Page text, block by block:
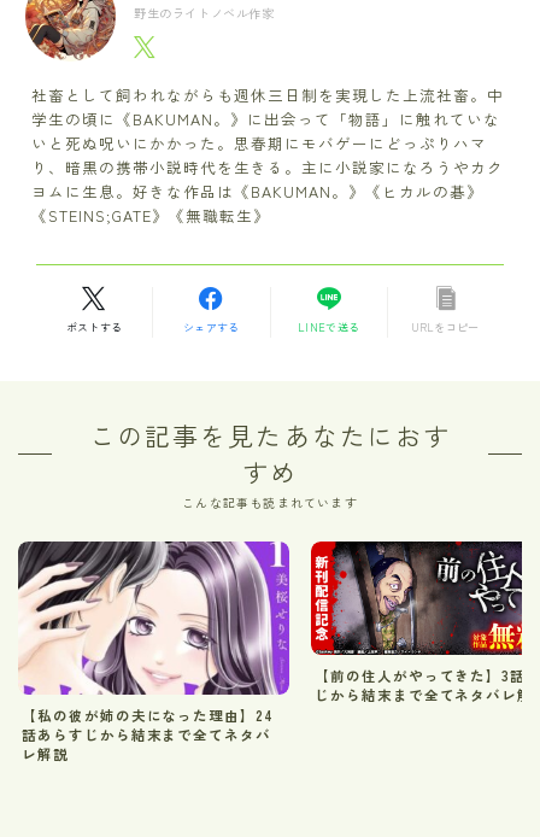
野生のライトノベル作家
社畜として飼われながらも週休三日制を実現した上流社畜。中
学生の頃に《BAKUMAN。》に出会って「物語」に触れていな
いと死ぬ呪いにかかった。思春期にモバゲーにどっぷりハマ
り、暗黒の携帯小説時代を生きる。主に小説家になろうやカク
ヨムに生息。好きな作品は《BAKUMAN。》《ヒカルの碁》
《STEINS;GATE》《無職転生》
ポストする シェアする LINEで送る URLをコピー
この記事を見たあなたにおす
すめ
こんな記事も読まれています
【私の彼が姉の夫になった理由】24
話あらすじから結末まで全てネタバ
レ解説
【前の住人がやってきた】3話
じから結末まで全てネタバレ解